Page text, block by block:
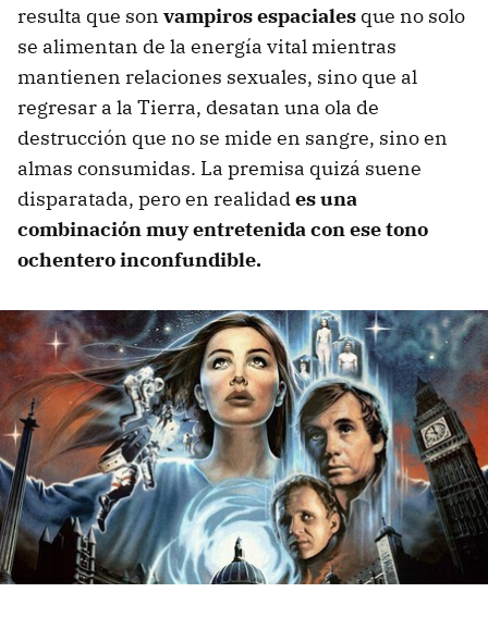
resulta que son vampiros espaciales que no solo
se alimentan de la energía vital mientras
mantienen relaciones sexuales, sino que al
regresar a la Tierra, desatan una ola de
destrucción que no se mide en sangre, sino en
almas consumidas. La premisa quizá suene
disparatada, pero en realidades una
combinación muy entretenida con ese tono
ochentero inconfundible.